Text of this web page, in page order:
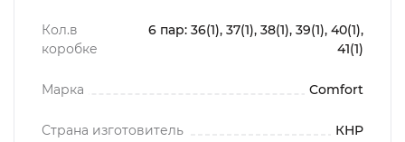
Кол.в
коробке
6 пар: 36(1), 37(1), 38(1), 39(1), 40(1),
41(1)
Марка Comfort
Страна изготовитель КНР